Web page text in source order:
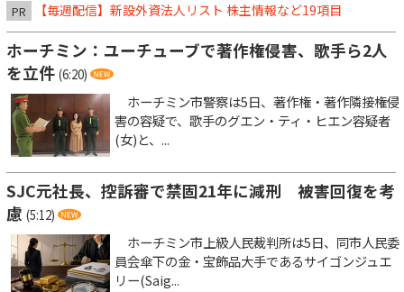
PR 【毎週配信】新設外資法人リスト 株主情報など19項目
ホーチミン：ユーチューブで著作権侵害、歌手ら2人
を立件 (6:20)
ホーチミン市警察は5日、著作権・著作隣接権侵
害の容疑で、歌手のグエン・ティ・ヒエン容疑者
(女)と、...
SJC元社長、控訴審で禁固21年に減刑 被害回復を考
慮 (5:12)
ホーチミン市上級人民裁判所は5日、同市人民委
員会傘下の金・宝飾品大手であるサイゴンジュエ
リー(Saig...